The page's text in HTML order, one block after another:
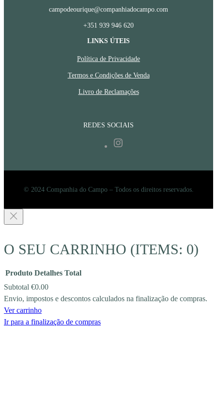
LINKS ÚTEIS
Política de Privacidade
Termos e Condições de Venda
Livro de Reclamações
REDES SOCIAIS
campodeourique@companhiadocampo.com
+351 939 946 620
© 2024 Companhia do Campo – Todos os direitos reservados.
O SEU CARRINHO (ITEMS: 0)
PRODUCTS
IN
Produto Detalhes Total
Subtotal €0.00
Envio, impostos e descontos calculados na finalização de compras.
Ver carrinho
Ir para a finalização de compras